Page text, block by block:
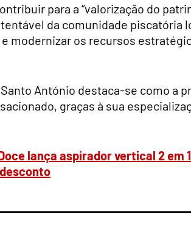
para a “valorização do
da comunidade piscatória
modernizar os recursos
Santo António destaca-se como a
graças à sua
lança aspirador vertical 2